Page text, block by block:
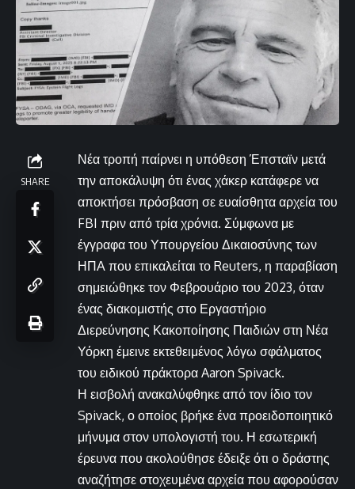
SHARE
Νέα τροπή παίρνει η υπόθεση Έπσταϊν μετά
την αποκάλυψη ότι ένας χάκερ κατάφερε να
αποκτήσει πρόσβαση σε ευαίσθητα αρχεία του
FBI πριν από τρία χρόνια. Σύμφωνα με
έγγραφα του Υπουργείου Δικαιοσύνης των
ΗΠΑ που επικαλείται το Reuters, η παραβίαση
σημειώθηκε τον Φεβρουάριο του 2023, όταν
ένας διακομιστής στο Εργαστήριο
Διερεύνησης Κακοποίησης Παιδιών στη Νέα
Υόρκη έμεινε εκτεθειμένος λόγω σφάλματος
του ειδικού πράκτορα Aaron Spivack.
Η εισβολή ανακαλύφθηκε από τον ίδιο τον
Spivack, ο οποίος βρήκε ένα προειδοποιητικό
μήνυμα στον υπολογιστή του. Η εσωτερική
έρευνα που ακολούθησε έδειξε ότι ο δράστης
αναζήτησε στοχευμένα αρχεία που αφορούσαν